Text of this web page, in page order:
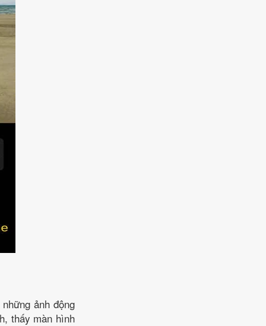
ảnh động
thấy màn hình